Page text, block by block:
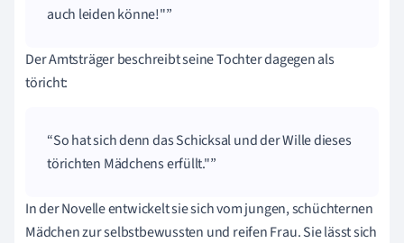
auch leiden könne!"
Der Amtsträger beschreibt seine Tochter dagegen als
töricht:
So hat sich denn das Schicksal und der Wille dieses
törichten Mädchens erfüllt."
In der Novelle entwickelt sie sich vom jungen, schüchternen
Mädchen zur selbstbewussten und reifen Frau. Sie lässt sich